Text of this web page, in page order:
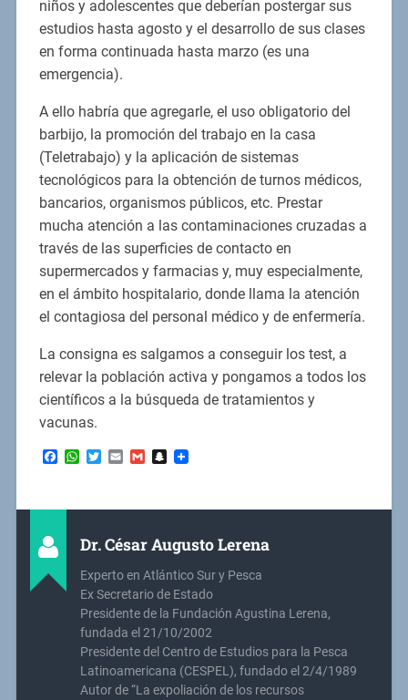
niños y adolescentes que deberían postergar sus
estudios hasta agosto y el desarrollo de sus clases
en forma continuada hasta marzo (es una
emergencia).
A ello habría que agregarle, el uso obligatorio del
barbijo, la promoción del trabajo en la casa
(Teletrabajo) y la aplicación de sistemas
tecnológicos para la obtención de turnos médicos,
bancarios, organismos públicos, etc. Prestar
mucha atención a las contaminaciones cruzadas a
través de las superficies de contacto en
supermercados y farmacias y, muy especialmente,
en el ámbito hospitalario, donde llama la atención
el contagiosa del personal médico y de enfermería.
La consigna es salgamos a conseguir los test, a
relevar la población activa y pongamos a todos los
científicos a la búsqueda de tratamientos y
vacunas.
Facebook
WhatsApp
Twitter
EmailGmailSnapchat
Dr. César Augusto Lerena
Experto en Atlántico Sur y Pesca
Ex Secretario de Estado
Presidente de la Fundación Agustina Lerena,
fundada el 21/10/2002
Presidente del Centro de Estudios para la Pesca
Latinoamericana (CESPEL), fundado el 2/4/1989
Autor de “La expoliación de los recursos